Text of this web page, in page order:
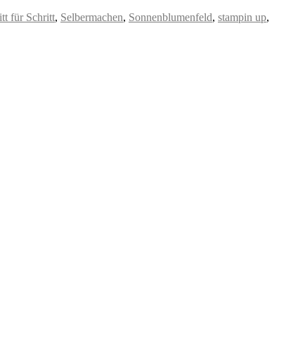
für Schritt, Selbermachen, Sonnenblumenfeld, stampin up,